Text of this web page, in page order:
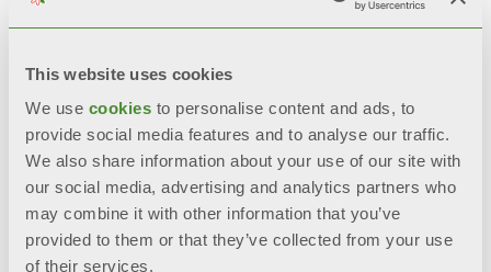
This website uses cookies
We use cookies to personalise content and ads, to
provide social media features and to analyse our traffic.
We also share information about your use of our site with
our social media, advertising and analytics partners who
may combine it with other information that you’ve
provided to them or that they’ve collected from your use
of their services.
Супутні товари